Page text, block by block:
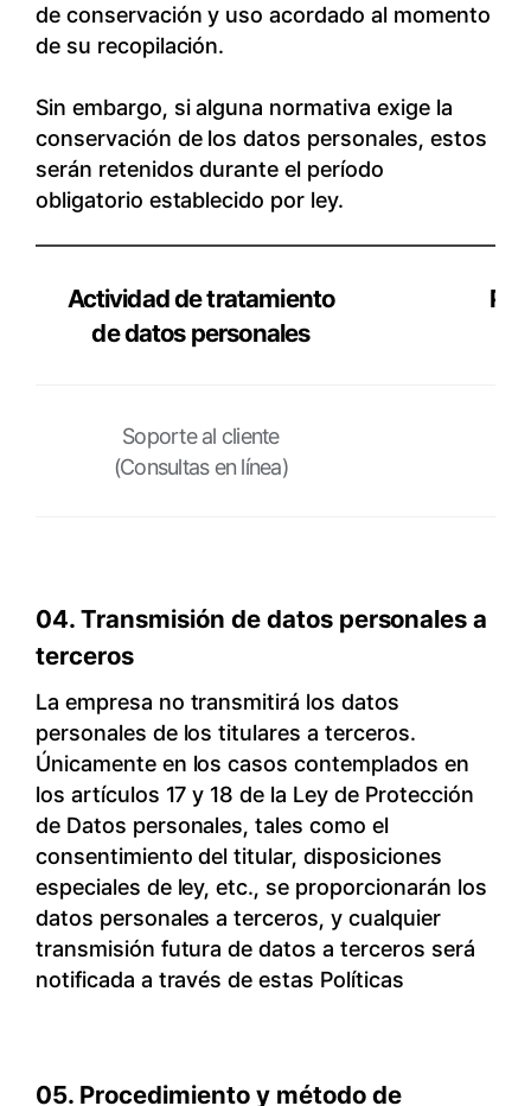
de conservación y uso acordado al momento
de su recopilación.
Sin embargo, si alguna normativa exige la
conservación de los datos personales, estos
serán retenidos durante el período
obligatorio establecido por ley.
tratamiento
de
tratamiento
conservación
Actividad de tratamiento
de datos personales
Soporte al cliente
(Consultas en línea)
04. Transmisión de datos personales a
terceros
La empresa no transmitirá los datos
personales de los titulares a terceros.
Únicamente en los casos contemplados en
los artículos 17 y 18 de la Ley de Protección
de Datos personales, tales como el
consentimiento del titular, disposiciones
especiales de ley, etc., se proporcionarán los
datos personales a terceros, y cualquier
transmisión futura de datos a terceros será
notificada a través de estas Políticas
05. Procedimiento y método de